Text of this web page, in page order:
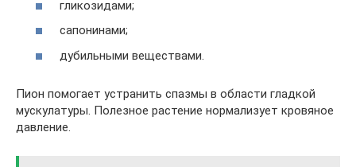
гликозидами;
сапонинами;
дубильными веществами.
Пион помогает устранить спазмы в области гладкой
мускулатуры. Полезное растение нормализует кровяное
давление.